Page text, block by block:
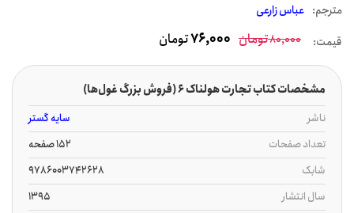
مترجم: عباس زارعی
قیمت: 80,000تومان 76,000تومان
مشخصات کتاب تجارت هولناک 6 (فروش بزرگ غول‌ها)
ناشر
سایه گستر
تعداد صفحات
152 صفحه
شابک
9786003742628
سال انتشار
1395